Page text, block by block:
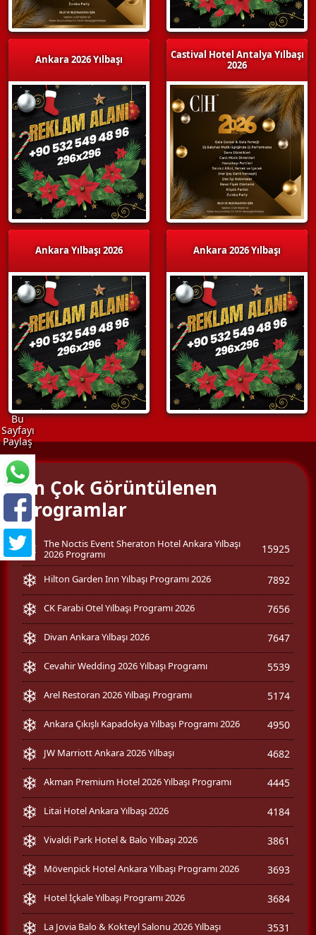
Ankara 2026 Yılbaşı
Ankara Yılbaşı 2026
Castival Hotel Antalya Yılbaşı
2026
Ankara 2026 Yılbaşı
Bu
Sayfayı
Paylaş
En Çok Görüntülenen
Programlar
The Noctis Event Sheraton Hotel Ankara Yılbaşı
2026 Programı
15925
Hilton Garden Inn Yılbaşı Programı 2026 7892
CK Farabi Otel Yılbaşı Programı 2026 7656
Divan Ankara Yılbaşı 2026 7647
Cevahir Wedding 2026 Yılbaşı Programı 5539
Arel Restoran 2026 Yılbaşı Programı 5174
Ankara Çıkışlı Kapadokya Yılbaşı Programı 2026 4950
JW Marriott Ankara 2026 Yılbaşı 4682
Akman Premium Hotel 2026 Yılbaşı Programı 4445
Litai Hotel Ankara Yılbaşı 2026 4184
Vivaldi Park Hotel & Balo Yılbaşı 2026 3861
Mövenpick Hotel Ankara Yılbaşı Programı 2026 3693
Hotel İçkale Yılbaşı Programı 2026 3684
La Jovia Balo & Kokteyl Salonu 2026 Yılbaşı 3531